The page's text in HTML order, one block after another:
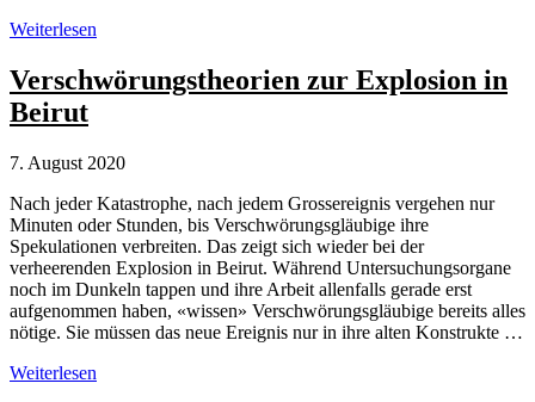
Studie
Zusammenhang
zwischen
Antisemitismus
Verschwörungstheorien
Weiterlesen
Verschwörungstheorien zur Explosion in
Beirut
7. August 2020
Nach jeder Katastrophe, nach jedem Grossereignis vergehen nur
Minuten oder Stunden, bis Verschwörungsgläubige ihre
Spekulationen verbreiten. Das zeigt sich wieder bei der
verheerenden Explosion in Beirut. Während Untersuchungsorgane
noch im Dunkeln tappen und ihre Arbeit allenfalls gerade erst
aufgenommen haben, «wissen» Verschwörungsgläubige bereits alles
nötige. Sie müssen das neue Ereignis nur in ihre alten Konstrukte …
Verschwörungstheorien
Weiterlesen